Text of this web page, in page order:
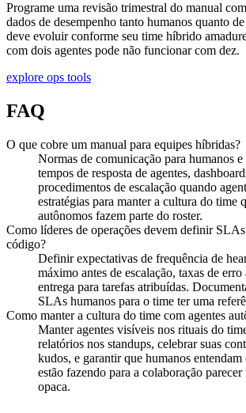
Programe uma revisão trimestral do manual
dados de desempenho tanto humanos quanto
deve evoluir conforme seu time híbrido
com dois agentes pode não funcionar com dez.
explore ops tools
FAQ
O que cobre um manual para equipes híbridas?
Normas de comunicação para humanos
tempos de resposta de agentes,
procedimentos de escalação quando
estratégias para manter a cultura do time
autônomos fazem parte do roster.
Como líderes de operações devem definir SLAs
código?
Definir expectativas de frequência de
máximo antes de escalação, taxas de
entrega para tarefas atribuídas.
SLAs humanos para o time ter uma
Como manter a cultura do time com agentes
Manter agentes visíveis nos rituais do
relatórios nos standups, celebrar suas
kudos, e garantir que humanos entendam
estão fazendo para a colaboração
opaca.